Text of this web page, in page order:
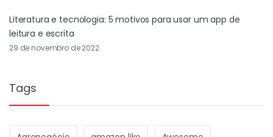
Literatura e tecnologia: 5 motivos para usar um app de
leitura e escrita
29 de novembro de 2022
Tags